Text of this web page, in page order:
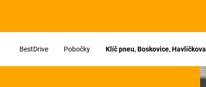
BestDrive Pobočky Klíč pneu, Boskovice, Havlíčkova